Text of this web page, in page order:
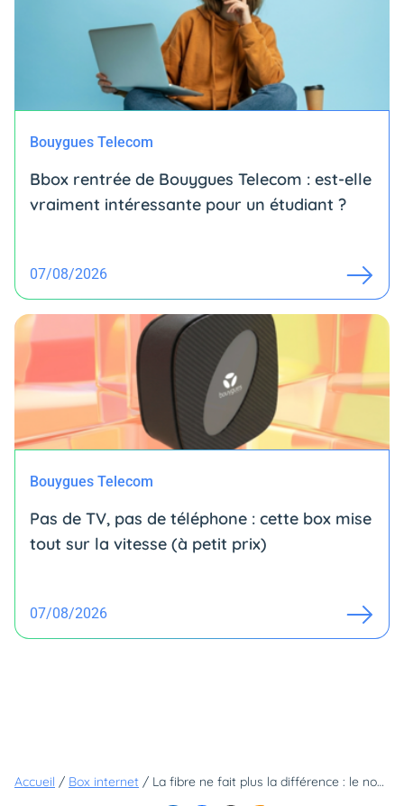
Bouygues Telecom
Bbox rentrée de Bouygues Telecom : est-elle
vraiment intéressante pour un étudiant ?
07/08/2026
Bouygues Telecom
Pas de TV, pas de téléphone : cette box mise
tout sur la vitesse (à petit prix)
07/08/2026
Accueil / Box internet / La fibre ne fait plus la différence : le nouveau terrain de jeu des opérateurs est ailleurs